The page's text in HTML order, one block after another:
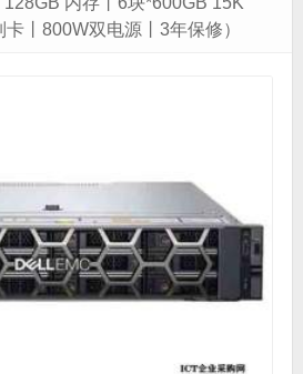
丨800W双电源丨3年保修）